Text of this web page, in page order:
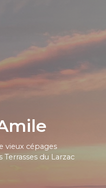
vieux cépages
du Larzac